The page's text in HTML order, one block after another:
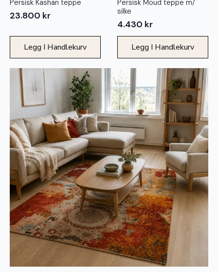
Persisk Kashan teppe
23.800 kr
Legg I Handlekurv
Persisk Moud teppe m/
silke
4.430 kr
Legg I Handlekurv